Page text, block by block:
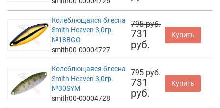
Колеблющаяся блесна
Smith Heaven 3,0гр.
№18BGO
smith00-00004727
795 руб.
731
руб.
Купить
Колеблющаяся блесна
Smith Heaven 3,0гр.
№30SYM
smith00-00004728
795 руб.
731
руб.
Купить